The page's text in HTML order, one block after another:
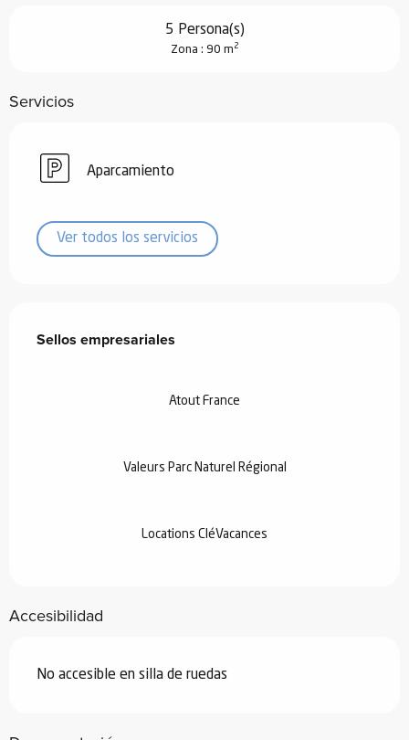
5 Persona(s)
Zona : 90 m 2
Servicios
Aparcamiento
Ver todos los servicios
Sellos empresariales
Sellos empresariales
Atout France
Valeurs Parc Naturel Régional
Locations CléVacances
Accesibilidad
No accesible en silla de ruedas